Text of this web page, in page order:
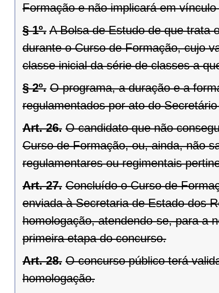
Formação e não implicará em
§ 1º. A Bolsa de Estudo de que trata
durante o Curso de Formação, cujo
classe inicial da série de classes a
§ 2º. O programa, a duração e a
regulamentados por ato do
Art. 26. O candidato que não
Curso de Formação, ou, ainda, não
regulamentares ou regimentais
Art. 27. Concluído o Curso de
enviada à Secretaria de Estado dos
homologação, atendendo-se, para a
primeira etapa do concurso.
Art. 28. O concurso público terá
homologação.